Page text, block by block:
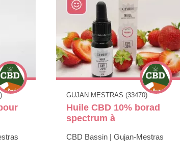
GUJAN MESTRAS (33470)
Huile CBD 10% borad
spectrum à
CBD Bassin | Gujan-Mestras